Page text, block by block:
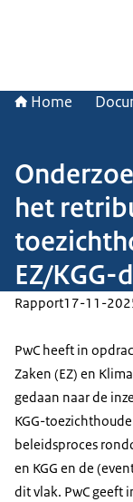
Home
het
EZ/KGG-
Rapport17-11-
PwC heeft in
Zaken (EZ) en
gedaan naar de
KGG-
beleidsproces
en KGG en de
dit vlak. PwC geeft